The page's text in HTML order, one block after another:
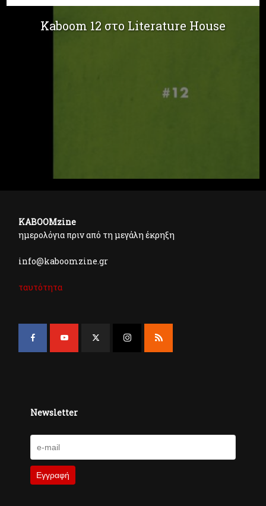
Kaboom 12 στο Literature House
KABOOMzine
ημερολόγια πριν από τη μεγάλη έκρηξη
info@kaboomzine.gr
ταυτότητα
Newsletter